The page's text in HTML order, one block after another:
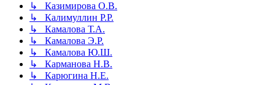
↳ Казимирова О.В.
↳ Калимуллин Р.Р.
↳ Камалова Т.А.
↳ Камалова Э.Р.
↳ Камалова Ю.Ш.
↳ Карманова Н.В.
↳ Карюгина Н.Е.